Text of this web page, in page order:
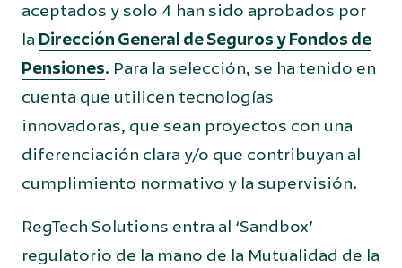
aceptados y solo 4 han sido aprobados por
la Dirección General de Seguros y Fondos de
Pensiones. Para la selección, se ha tenido en
cuenta que utilicen tecnologías
innovadoras, que sean proyectos con una
diferenciación clara y/o que contribuyan al
cumplimiento normativo y la supervisión.
RegTech Solutions entra al ‘Sandbox’
regulatorio de la mano de la Mutualidad de la